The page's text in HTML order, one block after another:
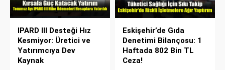
IPARD III Desteği Hız
Kesmiyor: Üretici ve
Yatırımcıya Dev
Kaynak
Eskişehir’de Gıda
Denetimi Bilançosu: 1
Haftada 802 Bin TL
Ceza!